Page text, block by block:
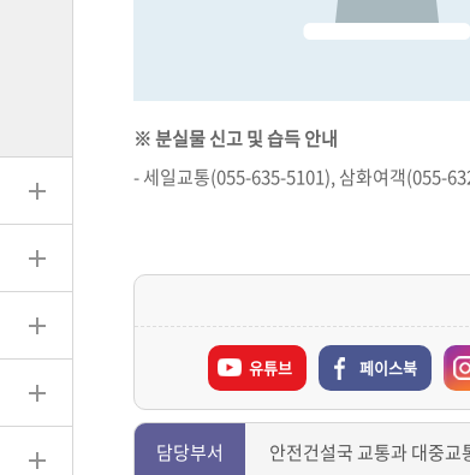
※ 분실물 신고 및 습득 안내
- 세일교통(055-635-5101), 삼화여객(055-
유튜브 페이스북
담당부서 안전건설국 교통과 대중교